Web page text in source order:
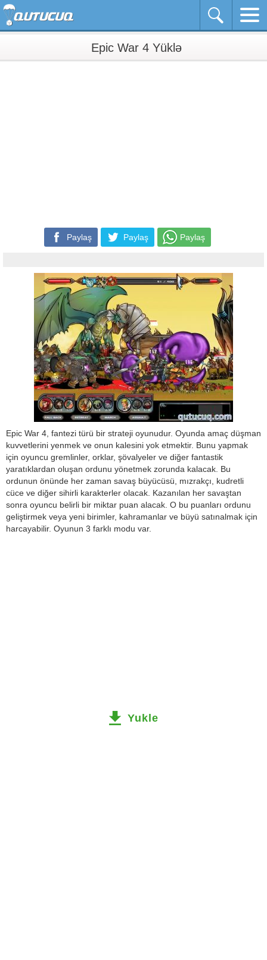
Epic War 4 Yüklə
Paylaş Paylaş Paylaş
Epic War 4, fantezi türü bir strateji oyunudur. Oyunda amaç düşman
kuvvetlerini yenmek ve onun kalesini yok etmektir. Bunu yapmak
için oyuncu gremlinler, orklar, şövalyeler ve diğer fantastik
yaratıklardan oluşan ordunu yönetmek zorunda kalacak. Bu
ordunun önünde her zaman savaş büyücüsü, mızrakçı, kudretli
cüce ve diğer sihirli karakterler olacak. Kazanılan her savaştan
sonra oyuncu belirli bir miktar puan alacak. O bu puanları ordunu
geliştirmek veya yeni birimler, kahramanlar ve büyü satınalmak için
harcayabilir. Oyunun 3 farklı modu var.
Yukle